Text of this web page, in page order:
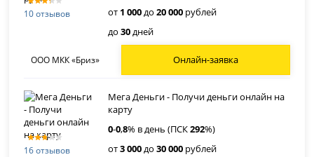
10 отзывов
от 1 000до20 000 рублей
до30дней
ООО МКК «Бриз» Онлайн-заявка
16 отзывов
Мега Деньги - Получи деньги онлайн на
карту
0-0,8% в день (ПСК292%)
от3 000до30 000 рублей